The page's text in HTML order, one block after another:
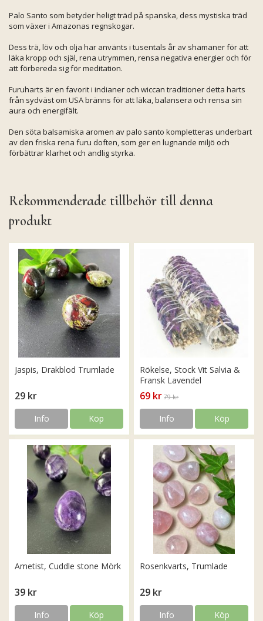
Palo Santo som betyder heligt träd på spanska, dess mystiska träd
som växer i Amazonas regnskogar.
Dess trä, löv och olja har använts i tusentals år av shamaner för att
läka kropp och själ, rena utrymmen, rensa negativa energier och för
att förbereda sig för meditation.
Furuharts är en favorit i indianer och wiccan traditioner detta harts
från sydväst om USA bränns för att läka, balansera och rensa sin
aura och energifält.
Den söta balsamiska aromen av palo santo kompletteras underbart
av den friska rena furu doften, som ger en lugnande miljö och
förbättrar klarhet och andlig styrka.
Rekommenderade tillbehör till denna
produkt
Jaspis, Drakblod Trumlade
29 kr
Info Köp
Rökelse, Stock Vit Salvia &
Fransk Lavendel
69 kr 79 kr
Info Köp
Ametist, Cuddle stone Mörk
39 kr
Info Köp
Rosenkvarts, Trumlade
29 kr
Info Köp